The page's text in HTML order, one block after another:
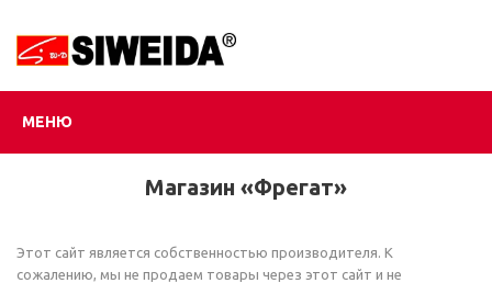
МЕНЮ
Магазин «Фрегат»
Этот сайт является собственностью производителя. К
сожалению, мы не продаем товары через этот сайт и не